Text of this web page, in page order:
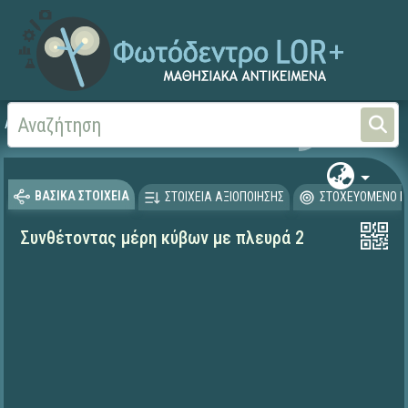
Αρχική
ΒΑΣΙΚΑ ΣΤΟΙΧΕΙΑ ΣΤΟΙΧΕΙΑ ΑΞΙΟΠΟΙΗΣΗΣ ΣΤΟΧΕΥΟΜΕΝΟ
Συνθέτοντας μέρη κύβων με πλευρά 2